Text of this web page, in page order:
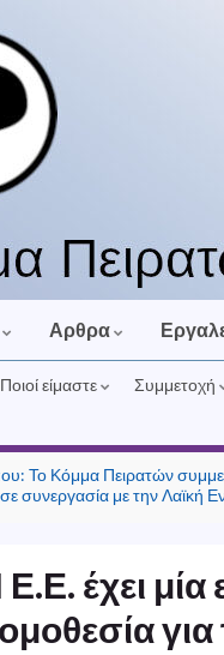
Αρθρα
Ποιοί είμαστε Συμμετοχή
Το Κόμμα Πειρατών
συνεργασία με την Λαϊκή
έχει μία